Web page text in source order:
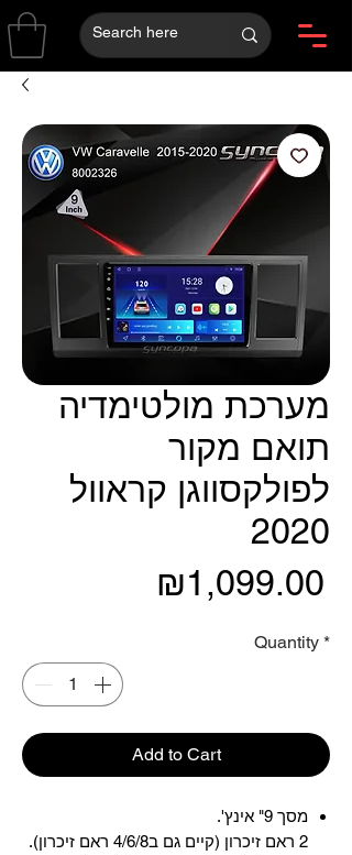
מערכת מולטימדיה
תואם מקור
לפולקסווגן קראוול
2020
₪1,099.00
Quantity *
Add to Cart
מסך 9" אינץ'.
2 ראם זיכרון (קיים גם ב4/6/8 ראם זיכרון).